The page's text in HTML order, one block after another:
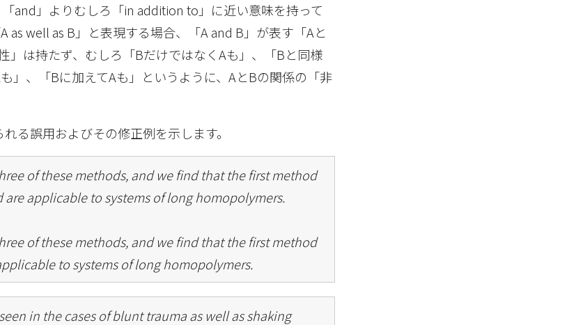
and」よりむしろ「in addition to」に近い意味を持って
as well as B」と表現する場合、「A and B」が表す「Aと
」は持たず、むしろ「BだけではなくAも」、「Bと同様
」、「Bに加えてAも」というように、AとBの関係の「非
る誤用およびその修正例を示します。
of these methods, and we find that the first method
applicable to systems of long homopolymers.
of these methods, and we find that the first method
to systems of long homopolymers.
in the cases of blunt trauma as well as shaking